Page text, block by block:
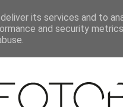
O MNIE WSPÓŁPRACA
its services and to
and security